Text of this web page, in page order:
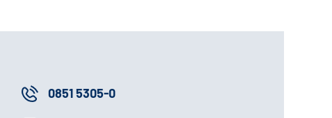
0851 5305-0